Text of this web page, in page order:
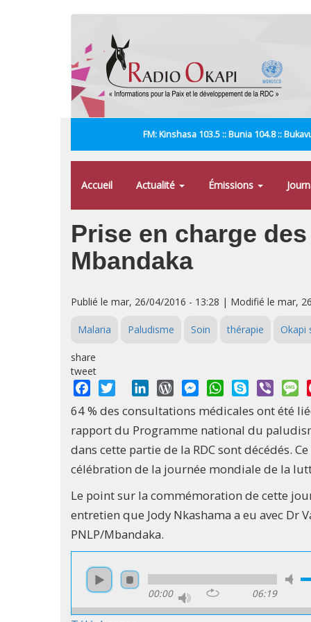
FM: Kinshasa 103.5 :: Bunia 104.8 ::
Accueil Actualité Émissions
Prise en charge
Mbandaka
Publié le mar, 26/04/2016 - 13:28 | Modifié le mar,
Malaria Paludisme Soin thérapie Okapi
share
tweet
Facebook
Twitter LinkedInWordPressMessengerWhatsApp
Skype Viber
64 % des consultations médicales ont été
rapport du Programme national du
dans cette partie de la RDC sont décédés.
célébration de la journée mondiale de la
Le point sur la commémoration de cette
entretien que Jody Nkashama a eu avec
PNLP/Mbandaka.
00:00 06:19